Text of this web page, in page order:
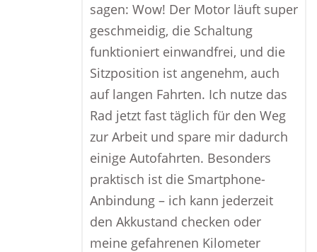
sagen: Wow! Der Motor läuft super
geschmeidig, die Schaltung
funktioniert einwandfrei, und die
Sitzposition ist angenehm, auch
auf langen Fahrten. Ich nutze das
Rad jetzt fast täglich für den Weg
zur Arbeit und spare mir dadurch
einige Autofahrten. Besonders
praktisch ist die Smartphone-
Anbindung – ich kann jederzeit
den Akkustand checken oder
meine gefahrenen Kilometer